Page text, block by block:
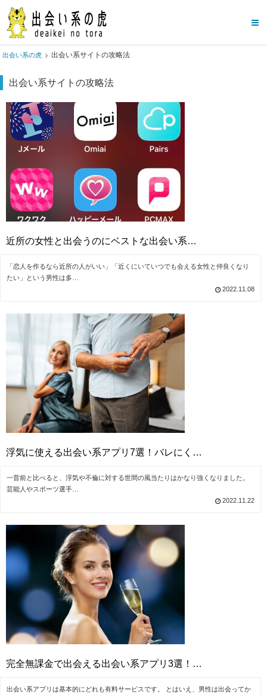
出会い系の虎 出会い系サイトの攻略法
出会い系サイトの攻略法
近所の女性と出会うのにベストな出会い系…
「恋人を作るなら近所の人がいい」「近くにいていつでも会える女性と仲良くなり
たい」という男性は多…
2022.11.08
浮気に使える出会い系アプリ7選！バレにく…
一昔前と比べると、浮気や不倫に対する世間の風当たりはかなり強くなりました。
芸能人やスポーツ選手…
2022.11.22
完全無課金で出会える出会い系アプリ3選！…
出会い系アプリは基本的にどれも有料サービスです。 とはいえ、男性は出会ってか